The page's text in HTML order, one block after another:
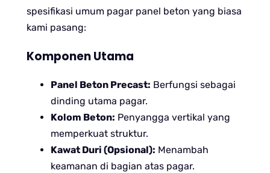
spesifikasi umum pagar panel beton yang biasa
kami pasang:
Komponen Utama
Panel Beton Precast: Berfungsi sebagai
dinding utama pagar.
Kolom Beton: Penyangga vertikal yang
memperkuat struktur.
Kawat Duri (Opsional): Menambah
keamanan di bagian atas pagar.